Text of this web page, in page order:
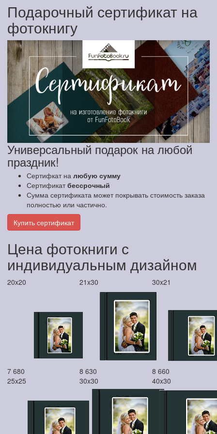
Подарочный сертификат на
фотокнигу
Универсальный подарок на любой
праздник!
Сертифкат на любую сумму
Сертификатбессрочный
Сумма сертификата может покрывать стоимость заказа
полностью или частично.
Купить сертификат
Цена фотокниги с
индивидуальным дизайном
20x20
7 680
21x30
8 630
30x21
8 660
25x25
30x30 40x30